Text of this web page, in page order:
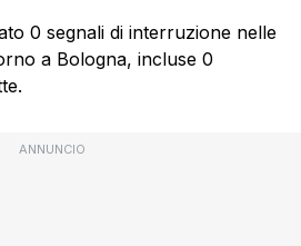
0 segnali di interruzione nelle
a Bologna, incluse 0
ANNUNCIO